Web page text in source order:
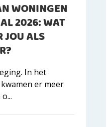
WONINGEN
2026: WAT
JOU ALS
In het
er meer